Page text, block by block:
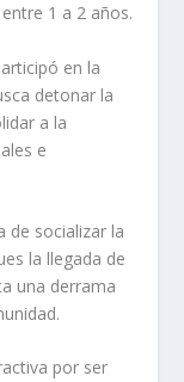
1 a 2 años.
en la
detonar la
a la
e
de socializar la
la llegada de
una derrama
por ser